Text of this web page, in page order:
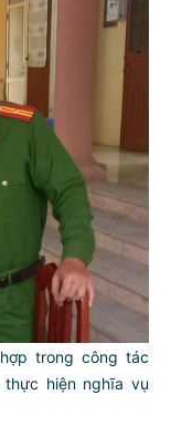
trong công tác
hiện nghĩa vụ